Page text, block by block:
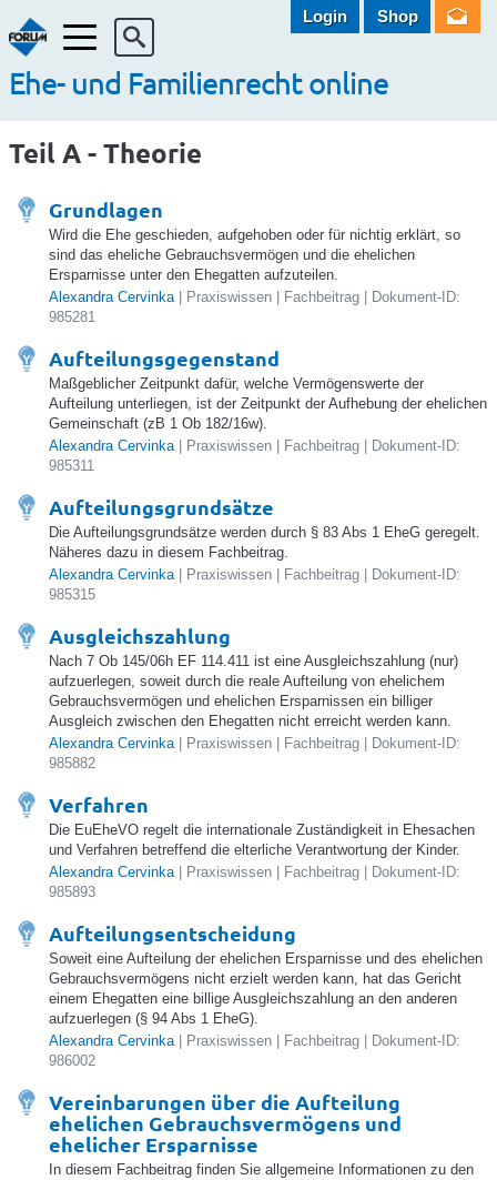
Menü
Ehe- und Familienrecht online
Login Shop
Teil A - Theorie
Grundlagen
Wird die Ehe geschieden, aufgehoben oder für nichtig erklärt, so
sind das eheliche Gebrauchsvermögen und die ehelichen
Ersparnisse unter den Ehegatten aufzuteilen.
Alexandra Cervinka| Praxiswissen | Fachbeitrag | Dokument-ID:
985281
Aufteilungsgegenstand
Maßgeblicher Zeitpunkt dafür, welche Vermögenswerte der
Aufteilung unterliegen, ist der Zeitpunkt der Aufhebung der ehelichen
Gemeinschaft (zB 1 Ob 182/16w).
Alexandra Cervinka| Praxiswissen | Fachbeitrag | Dokument-ID:
985311
Aufteilungsgrundsätze
Die Aufteilungsgrundsätze werden durch § 83 Abs 1 EheG geregelt.
Näheres dazu in diesem Fachbeitrag.
Alexandra Cervinka| Praxiswissen | Fachbeitrag | Dokument-ID:
985315
Ausgleichszahlung
Nach 7 Ob 145/06h EF 114.411 ist eine Ausgleichszahlung (nur)
aufzuerlegen, soweit durch die reale Aufteilung von ehelichem
Gebrauchsvermögen und ehelichen Ersparnissen ein billiger
Ausgleich zwischen den Ehegatten nicht erreicht werden kann.
Alexandra Cervinka| Praxiswissen | Fachbeitrag | Dokument-ID:
985882
Verfahren
Die EuEheVO regelt die internationale Zuständigkeit in Ehesachen
und Verfahren betreffend die elterliche Verantwortung der Kinder.
Alexandra Cervinka| Praxiswissen | Fachbeitrag | Dokument-ID:
985893
Aufteilungsentscheidung
Soweit eine Aufteilung der ehelichen Ersparnisse und des ehelichen
Gebrauchsvermögens nicht erzielt werden kann, hat das Gericht
einem Ehegatten eine billige Ausgleichszahlung an den anderen
aufzuerlegen (§ 94 Abs 1 EheG).
Alexandra Cervinka| Praxiswissen | Fachbeitrag | Dokument-ID:
986002
Vereinbarungen über die Aufteilung
ehelichen Gebrauchsvermögens und
ehelicher Ersparnisse
In diesem Fachbeitrag finden Sie allgemeine Informationen zu den